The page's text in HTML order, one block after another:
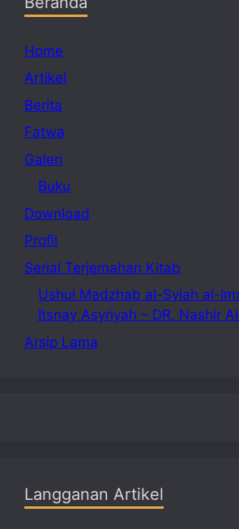
Home
Artikel
Berita
Fatwa
Galeri
Buku
Download
Profil
Serial Terjemahan Kitab
Ushul Madzhab al-Syiah al-
Itsnay Asyriyah – DR. Nashir
Arsip Lama
Langganan Artikel